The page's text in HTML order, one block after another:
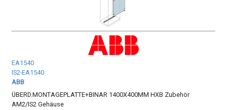
EA1540
IS2-EA1540
ABB
ÜBERD.MONTAGEPLATTE+BINAR 1400X400MM HXB Zubehör
AM2/IS2 Gehäuse